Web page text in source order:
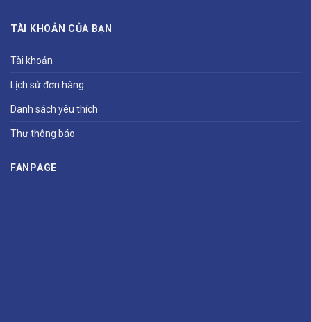
TÀI KHOẢN CỦA BẠN
Tài khoản
Lịch sử đơn hàng
Danh sách yêu thích
Thư thông báo
FANPAGE